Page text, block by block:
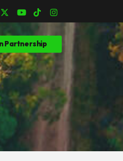
Partnership